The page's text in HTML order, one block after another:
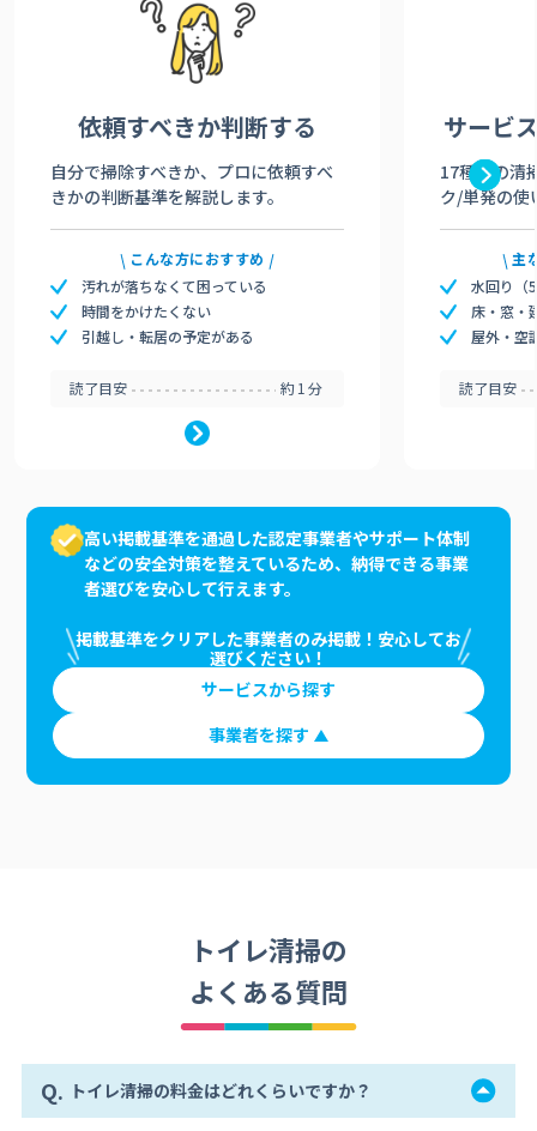
依頼すべきか判断する
自分で掃除すべきか、プロに依頼すべ
きかの判断基準を解説します。
こんな方におすすめ
汚れが落ちなくて困っている
時間をかけたくない
引越し・転居の予定がある
読了目安 約1分
サービ
17種類の清
ク/単発の使
主
水回り（
床・窓・
屋外・空
読了目安
高い掲載基準を通過した認定事業者やサポート体制
などの安全対策を整えているため、納得できる事業
者選びを安心して行えます。
掲載基準をクリアした事業者のみ掲載！安心してお
選びください！
サービスから探す
事業者を探す
トイレ清掃の
よくある質問
Q. トイレ清掃の料金はどれくらいですか？